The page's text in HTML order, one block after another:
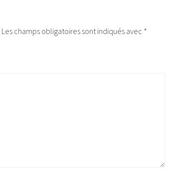
Les champs obligatoires sont indiqués avec *